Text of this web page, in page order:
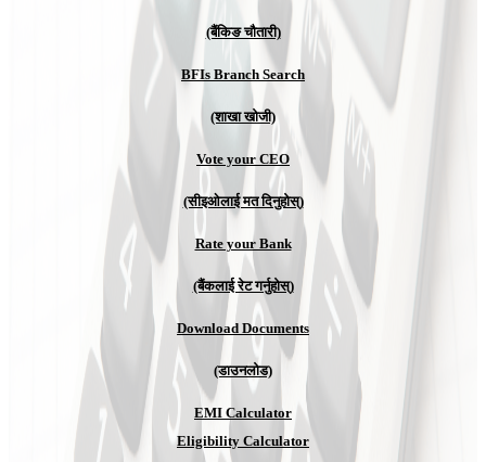
(बैंकिङ चौतारी)
BFIs Branch Search
(शाखा खोजी)
Vote your CEO
(सीइओलाई मत दिनुहोस्)
Rate your Bank
(बैंकलाई रेट गर्नुहोस्)
Download Documents
(डाउनलोड)
EMI Calculator
Eligibility Calculator